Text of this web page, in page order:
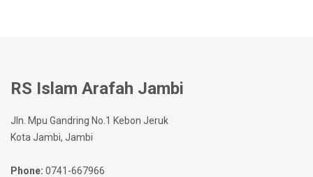
RS Islam Arafah Jambi
Jln. Mpu Gandring No.1 Kebon Jeruk
Kota Jambi, Jambi
Phone: 0741-667966